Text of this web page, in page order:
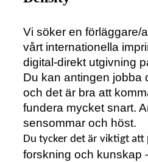
Vi söker en förläggare/
vårt internationella
digital-direkt utgivning
Du kan antingen jobba
och det är bra att
fundera mycket snart.
sensommar och höst.
Du tycker det är viktigt att
forskning och